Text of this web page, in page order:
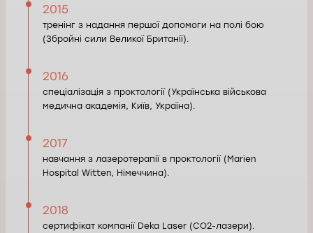
2015
тренінг з надання першої допомоги на полі бою
(Збройні сили Великої Британії).
2016
спеціалізація з проктології (Українська військова
медична академія, Київ, Україна).
2017
навчання з лазеротерапії в проктології (Marien
Hospital Witten, Німеччина).
2018
сертифікат компанії Deka Laser (СО2-лазери).